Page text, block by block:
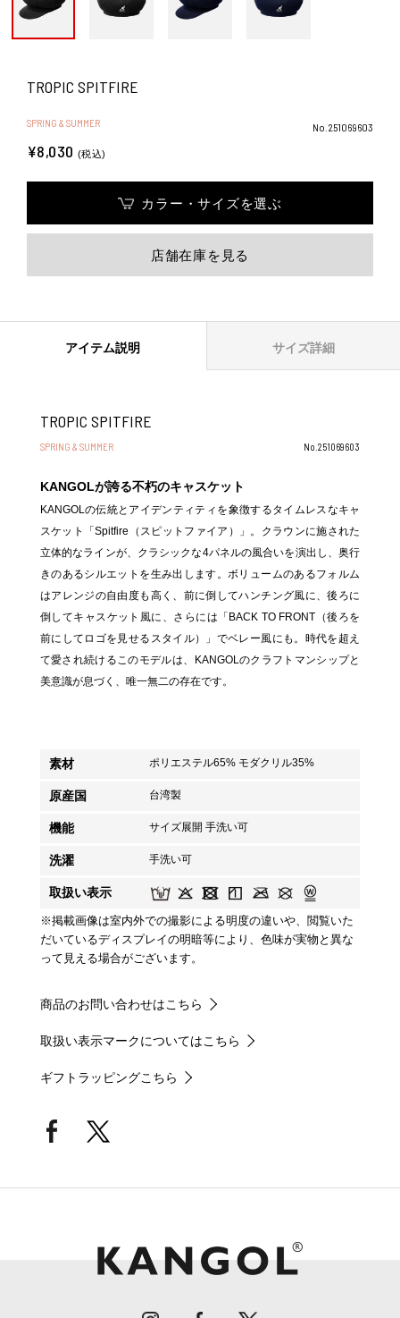
TROPIC SPITFIRE
SPRING & SUMMER No.251069603
¥8,030 (税込)
カラー・サイズを選ぶ
店舗在庫を見る
アイテム説明 サイズ詳細
TROPIC SPITFIRE
SPRING & SUMMER No.251069603
KANGOLが誇る不朽のキャスケット
KANGOLの伝統とアイデンティティを象徴するタイムレスなキャ
スケット「Spitfire（スピットファイア）」。クラウンに施された
立体的なラインが、クラシックな4パネルの風合いを演出し、奥行
きのあるシルエットを生み出します。ボリュームのあるフォルム
はアレンジの自由度も高く、前に倒してハンチング風に、後ろに
倒してキャスケット風に、さらには「BACK TO FRONT（後ろを
前にしてロゴを見せるスタイル）」でベレー風にも。時代を超え
て愛され続けるこのモデルは、KANGOLのクラフトマンシップと
美意識が息づく、唯一無二の存在です。
素材 ポリエステル65% モダクリル35%
原産国 台湾製
機能 サイズ展開 手洗い可
洗濯 手洗い可
取扱い表示
※掲載画像は室内外での撮影による明度の違いや、閲覧いた
だいているディスプレイの明暗等により、色味が実物と異な
って見える場合がございます。
商品のお問い合わせはこちら
取扱い表示マークについてはこちら
ギフトラッピングこちら